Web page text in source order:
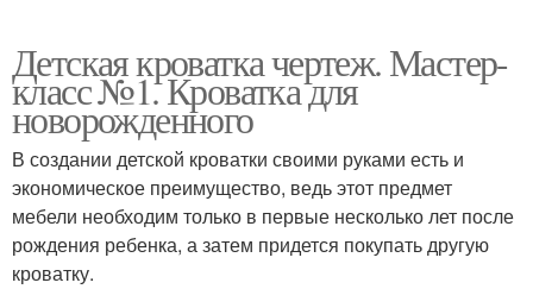
Детская кроватка чертеж. Мастер-
класс №1. Кроватка для
новорожденного
В создании детской кроватки своими руками есть и
экономическое преимущество, ведь этот предмет
мебели необходим только в первые несколько лет после
рождения ребенка, а затем придется покупать другую
кроватку.